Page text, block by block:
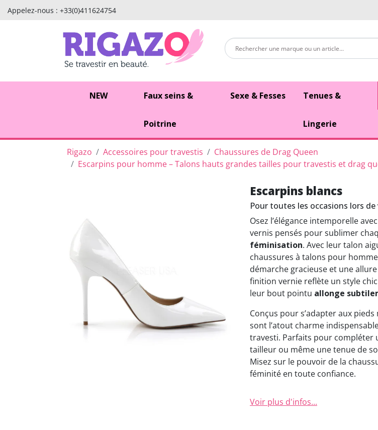
Appelez-nous : +33(0)411624754
NEW Faux seins &
Poitrine
Sexe & Fesses Tenues &
Lingerie
Rigazo Accessoires pour travestis
Chaussures de Drag Queen
Escarpins pour homme – Talons hauts grandes tailles pour travestis et drag
Escarpins blancs
Pour toutes les occasions lors
Osez l’élégance intemporelle
vernis pensés pour sublimer
féminisation. Avec leur talon
chaussures à talons pour
démarche gracieuse et une
finition vernie reflète un style
leur bout pointu allonge
Conçus pour s’adapter aux
sont l’atout charme
travesti. Parfaits pour compléter
tailleur ou même une tenue de
Misez sur le pouvoir de la
féminité en toute confiance.
Voir plus d'infos...